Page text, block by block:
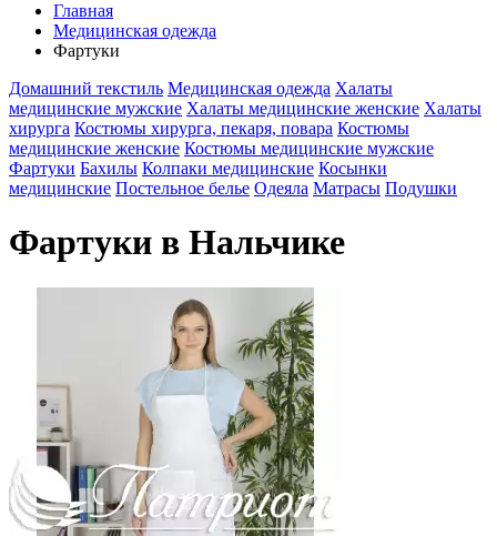
Главная
Медицинская одежда
Фартуки
Домашний текстиль Медицинская одежда Халаты
медицинские мужские Халаты медицинские женские Халаты
хирурга Костюмы хирурга, пекаря, повара Костюмы
медицинские женские Костюмы медицинские мужские
Фартуки Бахилы Колпаки медицинские Косынки
медицинские Постельное белье Одеяла Матрасы Подушки
Фартуки в Нальчике